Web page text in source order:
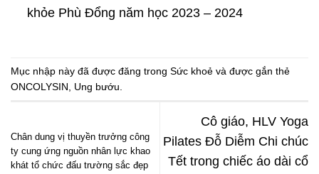
khỏe Phù Đổng năm học 2023 – 2024
Mục nhập này đã được đăng trong Sức khoẻ và được gắn thẻ
ONCOLYSIN
Ung bướu
Chân dung vị thuyền trưởng công
ty cung ứng nguồn nhân lực khao
khát tổ chức đấu trường sắc đẹp
Cô giáo, HLV Yoga
Pilates Đỗ Diễm Chi chúc
Tết trong chiếc áo dài cổ